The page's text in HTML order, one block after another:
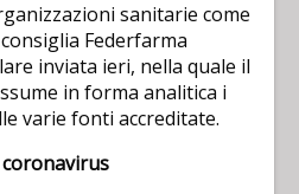
sanitarie come
consiglia Federfarma
inviata ieri, nella quale il
in forma analitica i
varie fonti accreditate.